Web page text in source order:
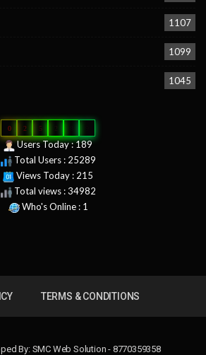
1107
1099
1045
0 2 5
Users Today : 189
Total Users : 25289
Views Today : 215
Total views : 34982
Who's Online : 1
TERMS & CONDITIONS
By: SMC Web Solution - 8770359358